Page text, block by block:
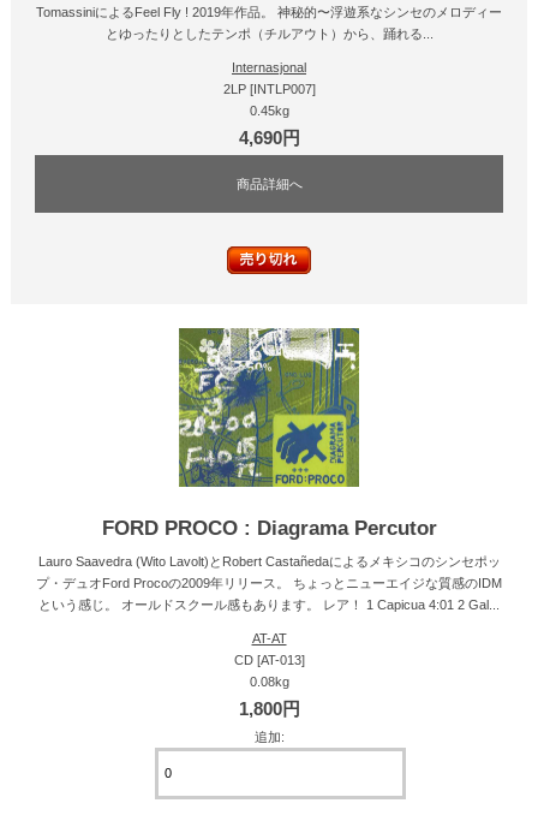
TomassiniによるFeel Fly ! 2019年作品。 神秘的〜浮遊系なシンセのメロディー
とゆったりとしたテンポ（チルアウト）から、踊れる...
Internasjonal
2LP [INTLP007]
0.45kg
4,690円
商品詳細へ
FORD PROCO : Diagrama Percutor
Lauro Saavedra (Wito Lavolt)とRobert Castañedaによるメキシコのシンセポッ
プ・デュオFord Procoの2009年リリース。 ちょっとニューエイジな質感のIDM
という感じ。 オールドスクール感もあります。 レア！ 1 Capicua 4:01 2 Gal...
AT-AT
CD [AT-013]
0.08kg
1,800円
追加: